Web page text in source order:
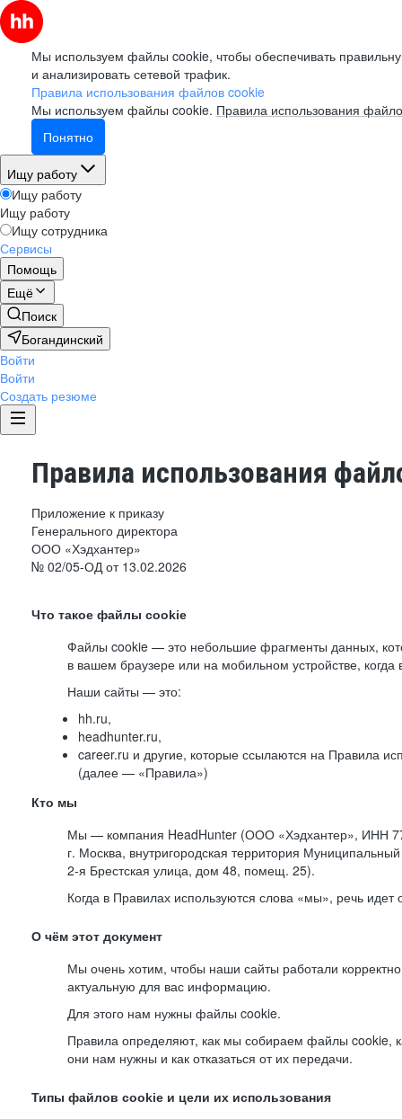
Мы используем файлы cookie, чтобы обеспечивать
и анализировать сетевой трафик.
Правила использования файлов cookie
Мы используем файлы cookie. Правила использования
Понятно
Ищу работу
Ищу работу
Ищу работу
Ищу сотрудника
Сервисы
Помощь
Ещё
Поиск
Богандинский
Войти
Войти
Создать резюме
Правила использования
Приложение к приказу
Генерального директора
ООО «Хэдхантер»
№ 02/05-ОД от 13.02.2026
Что такое файлы cookie
Файлы cookie — это небольшие фрагменты данных,
в вашем браузере или на мобильном устройстве,
Наши сайты — это:
hh.ru,
headhunter.ru,
career.ru и другие, которые ссылаются на Правила
(далее — «Правила»)
Кто мы
Мы — компания HeadHunter (ООО «Хэдхантер», ИНН
г. Москва, внутригородская территория Муниципальный
2-я Брестская улица, дом 48, помещ. 25).
Когда в Правилах используются слова «мы», речь
О чём этот документ
Мы очень хотим, чтобы наши сайты работали
актуальную для вас информацию.
Для этого нам нужны файлы cookie.
Правила определяют, как мы собираем файлы cookie,
они нам нужны и как отказаться от их передачи.
Типы файлов cookie и цели их использования